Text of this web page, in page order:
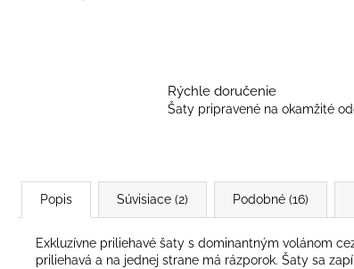
Rýchle doručenie
Šaty pripravené na okamžité
Popis Súvisiace (2) Podobné (16)
Exkluzívne priliehavé šaty s dominantným volánom
priliehavá a na jednej strane má rázporok. Šaty sa